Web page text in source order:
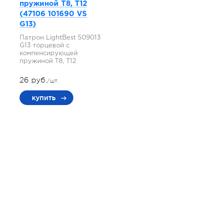
пружиной T8, T12
(47106 101690 VS
G13)
Патрон LightBest 509013
G13 торцевой с
компенсирующей
пружиной T8, T12
26 руб./шт.
купить